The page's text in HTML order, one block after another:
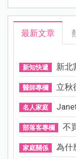
最新文章
新知快遞 新北
醫師專欄 立秋
名人家庭
部落客專欄 不
家庭關係 為什